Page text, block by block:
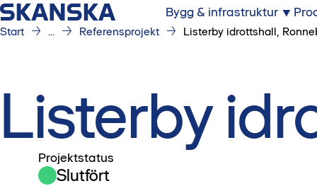
Bygg & infrastruktur
Start ... Referensprojekt Listerby idrottshall,
Listerby
Projektstatus
Slutfört